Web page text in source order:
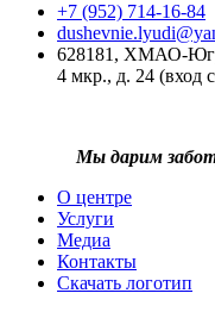
+7 (952) 714-16-84
628181, ХМАО-
4 мкр., д. 24 (вход
Мы дарим
О центре
Услуги
Медиа
Контакты
Скачать логотип